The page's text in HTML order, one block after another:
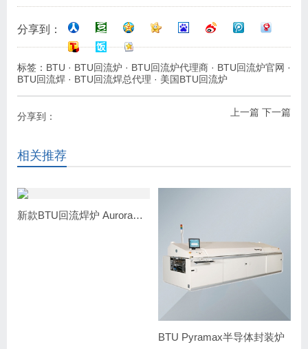
分享到：
标签： BTU · BTU回流炉 · BTU回流炉代理商 · BTU回流炉官网 ·
BTU回流焊 · BTU回流焊总代理 · 美国BTU回流炉
上一篇 下一篇
分享到：
相关推荐
新款BTU回流焊炉 Aurora回流焊炉
BTU Pyramax半导体封装炉